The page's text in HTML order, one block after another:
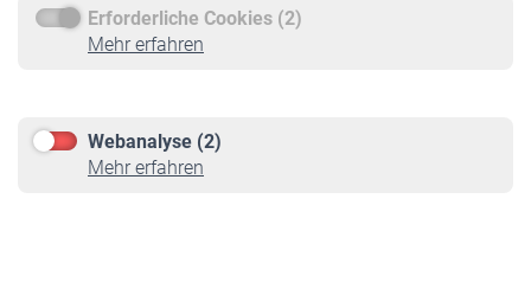
Erforderliche Cookies (2)
Mehr erfahren
Webanalyse (2)
Mehr erfahren
Service
Informationen
Online-Rechner
VBLnewsletter